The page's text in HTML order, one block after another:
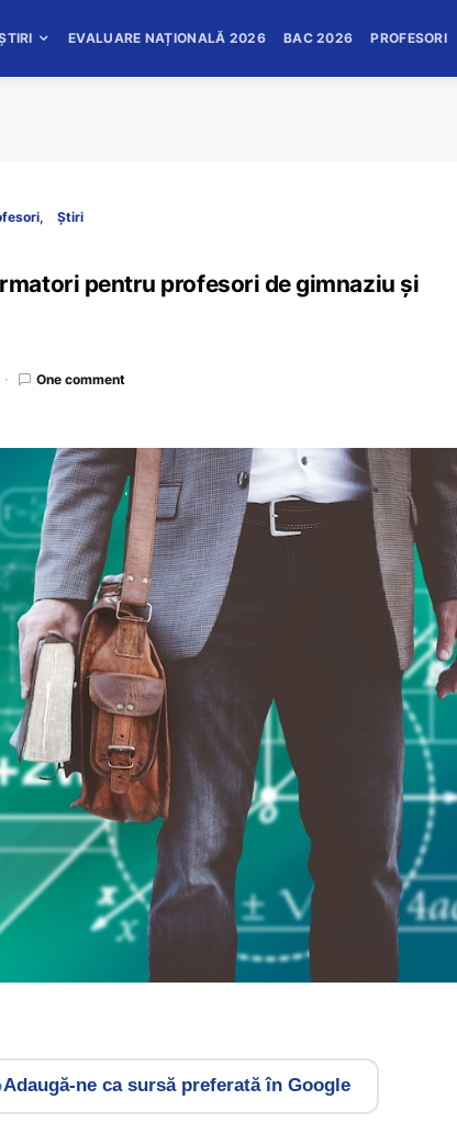
EVALUARE NAȚIONALĂ 2026 BAC 2026 PROFESORI
Știri
pentru profesori de gimnaziu și
One comment
Adaugă-ne ca sursă preferată în Google